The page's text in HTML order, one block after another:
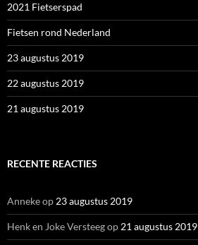
2021 Fietserspad
Fietsen rond Nederland
23 augustus 2019
22 augustus 2019
21 augustus 2019
RECENTE REACTIES
Annekeop 23 augustus 2019
Henk en Joke Versteegop 21 augustus 2019